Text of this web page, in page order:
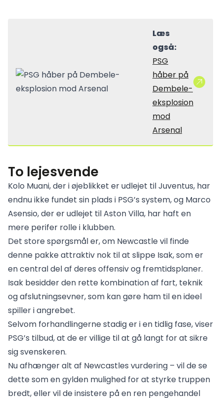
Læs
også:
PSG
håber på
Dembele-
eksplosion
mod
Arsenal
To lejesvende
Kolo Muani, der i øjeblikket er udlejet til Juventus, har
endnu ikke fundet sin plads i PSG’s system, og Marco
Asensio, der er udlejet til Aston Villa, har haft en
mere perifer rolle i klubben.
Det store spørgsmål er, om Newcastle vil finde
denne pakke attraktiv nok til at slippe Isak, som er
en central del af deres offensiv og fremtidsplaner.
Isak besidder den rette kombination af fart, teknik
og afslutningsevner, som kan gøre ham til en ideel
spiller i angrebet.
Selvom forhandlingerne stadig er i en tidlig fase, viser
PSG’s tilbud, at de er villige til at gå langt for at sikre
sig svenskeren.
Nu afhænger alt af Newcastles vurdering – vil de se
dette som en gylden mulighed for at styrke truppen
bredt, eller vil de insistere på en ren pengehandel